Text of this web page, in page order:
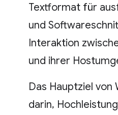
Textformat für
und
Interaktion
und ihrer
Das Hauptziel
darin,